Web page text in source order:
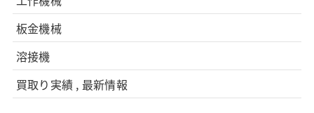
板金機械
溶接機
買取り実績 , 最新情報